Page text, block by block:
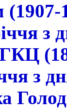
(1907-
з
з